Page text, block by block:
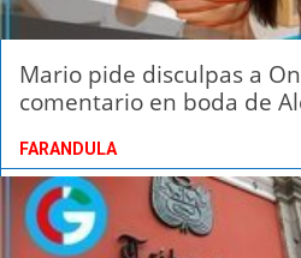
Mario pide disculpas a
comentario en boda de
FARANDULA